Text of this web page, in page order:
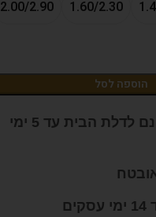
1.60/2.30
2.00/2.90
הוספה לסל
משלוח חינם לדלת הבית עד 5 ימי